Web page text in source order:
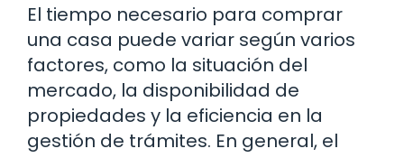
El tiempo necesario para comprar
una casa puede variar según varios
factores, como la situación del
mercado, la disponibilidad de
propiedades y la eficiencia en la
gestión de trámites. En general, el